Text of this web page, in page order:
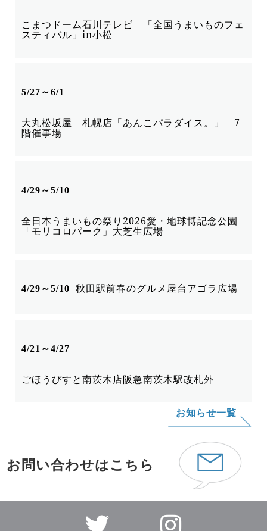
こまつドーム石川テレビ 「全国うまいものフェ
スティバル」in小松
5/27～6/1
大丸松坂屋 札幌店 「あんこパラダイス。」 7
階催事場
4/29～5/10
全日本うまいもの祭り2026愛・地球博記念公園
「モリコロパーク」大芝生広場
4/29～5/10 秋田駅前春のグルメ屋台アゴラ広場
4/21～4/27
ごほうびすと南茨木店阪急南茨木駅改札外
お知らせ一覧
お問い合わせはこちら